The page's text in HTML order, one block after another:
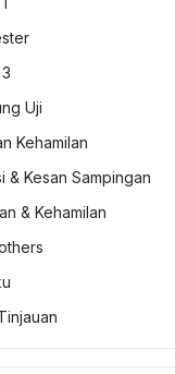
Uji
Kehamilan
& Kesan Sampingan
& Kehamilan